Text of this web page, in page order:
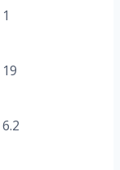
1
19
6.2